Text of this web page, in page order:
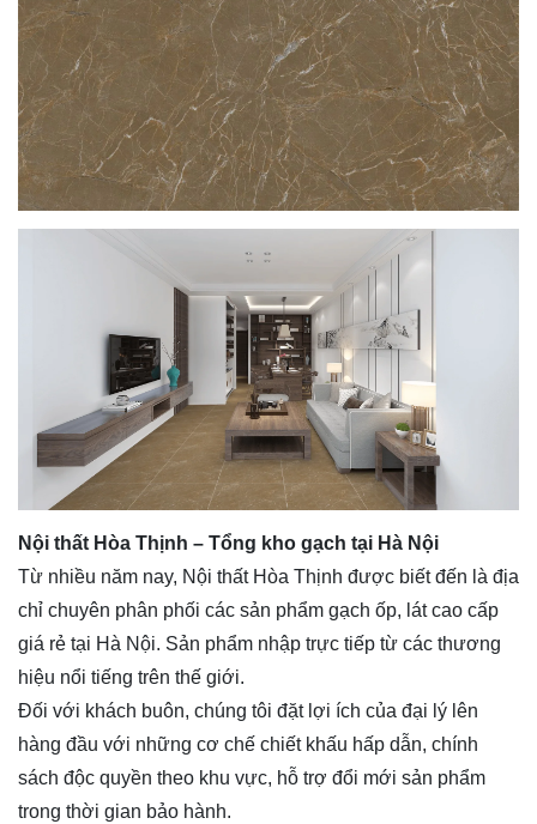
Nội thất Hòa Thịnh – Tổng kho gạch tại Hà Nội
Từ nhiều năm nay, Nội thất Hòa Thịnh được biết đến là địa
chỉ chuyên phân phối các sản phẩm gạch ốp, lát cao cấp
giá rẻ tại Hà Nội. Sản phẩm nhập trực tiếp từ các thương
hiệu nổi tiếng trên thế giới.
Đối với khách buôn, chúng tôi đặt lợi ích của đại lý lên
hàng đầu với những cơ chế chiết khấu hấp dẫn, chính
sách độc quyền theo khu vực, hỗ trợ đổi mới sản phẩm
trong thời gian bảo hành.